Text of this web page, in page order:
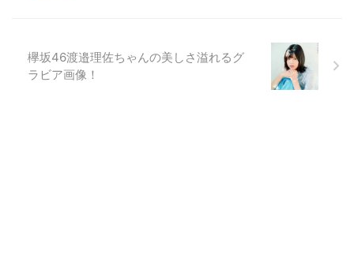
欅坂46渡邉理佐ちゃんの美しさ溢れるグ
ラビア画像！